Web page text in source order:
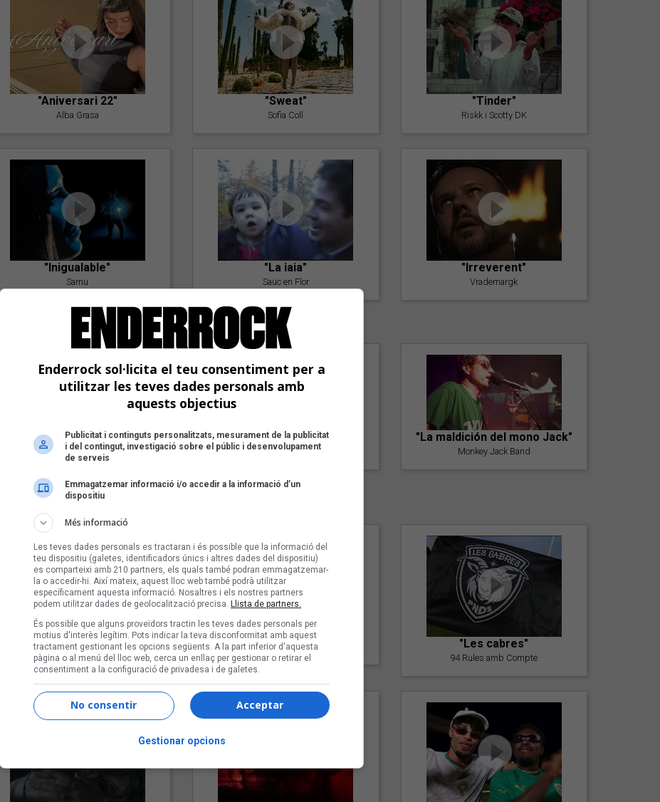
"Aniversari 22"
Alba Grasa
"Sweat"
Sofia Coll
"Tinder"
Riskk i Scotty DK
"Inigualable"
Samu
"La iaia"
Saüc en Flor
"Irreverent"
Vrademargk
"Amb tu"
"Postlude To A Kiss"
Goran Levi
"La maldición del mono Jack"
Monkey Jack Band
"Lo bueno y lo malo"
Carmen y María
"Posidònia"
Pep Álvarez amb Joan Muntaner
(Xanguito)
"Les cabres"
94 Rules amb Compte
Enderrock sol·licita el teu consentiment per a
utilitzar les teves dades personals amb
aquests objectius
Publicitat i continguts personalitzats, mesurament de la publicitat
i del contingut, investigació sobre el públic i desenvolupament
de serveis
Emmagatzemar informació i/o accedir a la informació d’un
dispositiu
Més informació
Les teves dades personals es tractaran i és possible que la informació del
teu dispositiu (galetes, identificadors únics i altres dades del dispositiu)
es comparteixi amb 210 partners, els quals també podran emmagatzemar-
la o accedir-hi. Així mateix, aquest lloc web també podrà utilitzar
específicament aquesta informació. Nosaltres i els nostres partners
podem utilitzar dades de geolocalització precisa. Llista de partners.
És possible que alguns proveïdors tractin les teves dades personals per
motius d'interès legítim. Pots indicar la teva disconformitat amb aquest
tractament gestionant les opcions següents. A la part inferior d'aquesta
pàgina o al menú del lloc web, cerca un enllaç per gestionar o retirar el
consentiment a la configuració de privadesa i de galetes.
Acceptar
No consentir
Gestionar opcions